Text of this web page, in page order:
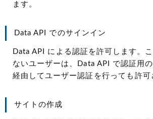
ます。
Data API でのサインイン
Data API による認証を許可します。
ないユーザーは、Data API で認証用
経由してユーザー認証を行っても許可
サイトの作成